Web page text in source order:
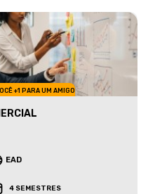
+1 PARA UM AMIGO
EAD
4 SEMESTRES